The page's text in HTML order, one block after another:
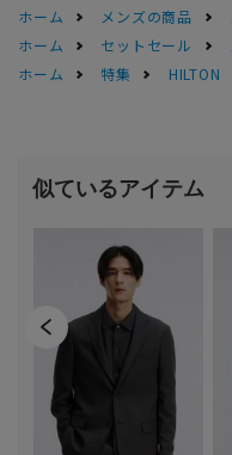
ホーム
メンズの商品
ホーム
セットセール
ホーム
特集 HILTON